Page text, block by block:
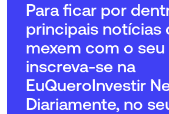
Para ficar por
principais notícias
mexem com o seu
inscreva-se na
EuQueroInvestir
Diariamente, no